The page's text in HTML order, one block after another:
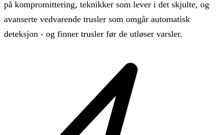
på kompromittering, teknikker som lever i det skjulte, og
avanserte vedvarende trusler som omgår automatisk
deteksjon - og finner trusler før de utløser varsler.